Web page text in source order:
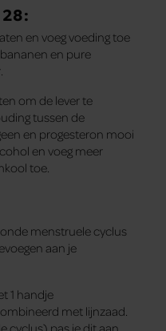
28:
en voeg voeding toe
en pure
om de lever te
tussen de
en progesteron mooi
en voeg meer
toe.
menstruele cyclus
aan je
1 handje
met lijnzaad.